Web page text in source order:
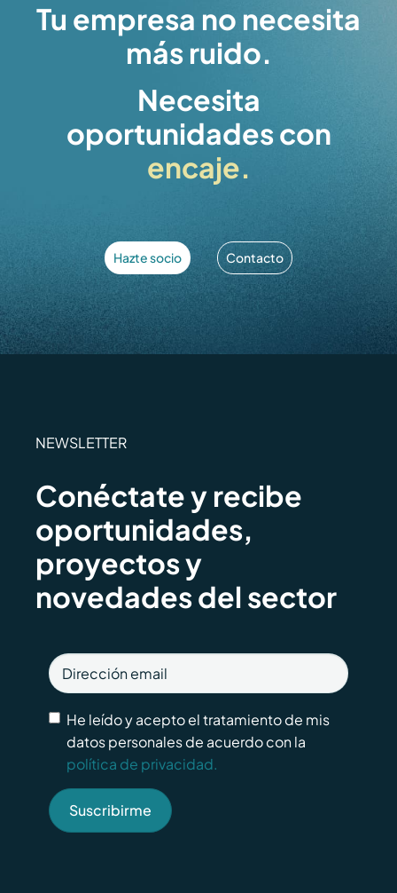
Tu empresa no necesita
más ruido.
Necesita
oportunidades con
encaje.
Hazte socio Contacto
NEWSLETTER
Conéctate y recibe
oportunidades,
proyectos y
novedades del sector
He leído y acepto el tratamiento de mis
datos personales de acuerdo con la
política de privacidad.
Suscribirme